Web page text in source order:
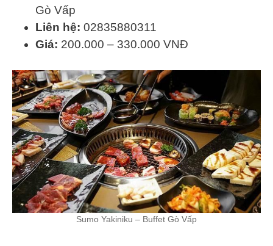
Gò Vấp
Liên hệ: 02835880311
Giá: 200.000 – 330.000 VNĐ
Sumo Yakiniku – Buffet Gò Vấp